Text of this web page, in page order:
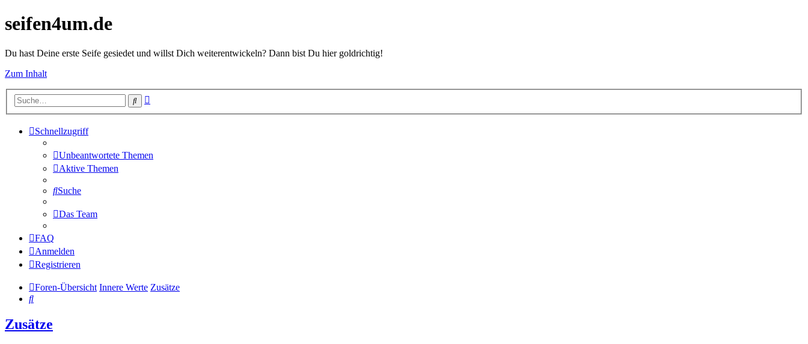
seifen4um.de
Du hast Deine erste Seife gesiedet und willst Dich weiterentwickeln? Dann bist Du hier goldrichtig!
Zum Inhalt
Suche
Schnellzugriff
Unbeantwortete Themen
Aktive Themen
Suche
Das Team
FAQ
Anmelden
Registrieren
Foren-Übersicht Innere Werte Zusätze
Suche
Zusätze